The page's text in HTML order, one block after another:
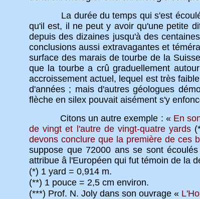
La durée du temps qui s'est écoulé
qu'il est, il ne peut y avoir qu'une petite
depuis des dizaines jusqu'à des
conclusions aussi extravagantes et
surface des marais de tourbe de la
que la tourbe a crû graduellement
accroissement actuel, lequel est très
d'années ; mais d'autres géologues
flèche en silex pouvait aisément s'y
Citons un autre exemple : « En
de vingt et l'autre de vingt-quatre yards
devons conclure que la première de ces
suppose que 72000 ans se sont
attribue â l'Européen qui fut témoin de la
(*) 1 yard = 0,914 m.
(**) 1 pouce = 2,5 cm environ.
(***) Prof. N. Joly dans son ouvrage «